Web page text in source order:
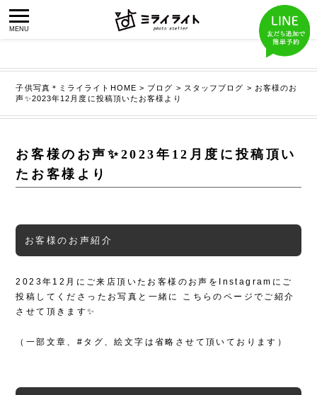
子供写真＊ミライライトHOME > ブログ > スタッフブログ > お客様のお
声✨2023年12月度に投稿頂いたお客様より
お客様のお声✨2023年12月度に投稿頂い
たお客様より
お客様のお声紹介
2023年12月にご来店頂いたお客様のお声をInstagramにご
投稿してくださったお写真と一緒に
こちらのページでご紹介
させて頂きます✨
（一部文章、#タグ、絵文字は省略させて頂いております）